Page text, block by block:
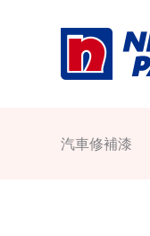
汽車修補漆